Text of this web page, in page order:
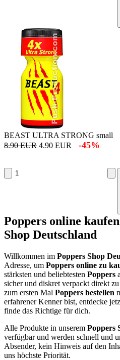
BEAST ULTRA STRONG small
8.90 EUR 4.90 EUR -45%
Poppers online
Shop Deutschland
Willkommen im Poppers Shop
Adresse, um Poppers online zu
stärksten und beliebtesten Poppers
sicher und diskret verpackt direkt
zum ersten Mal Poppers bestellen
erfahrener Kenner bist, entdecke
finde das Richtige für dich.
Alle Produkte in unserem Poppers
verfügbar und werden schnell und
Absender, kein Hinweis auf den
uns höchste Priorität.